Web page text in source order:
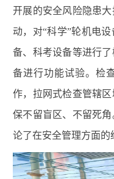
开展的安全风险隐患
动，对“科学”轮机电
备、科考设备等进行
备进行功能试验。检
作，拉网式检查管辖
保不留盲区、不留死
论了在安全管理方面的